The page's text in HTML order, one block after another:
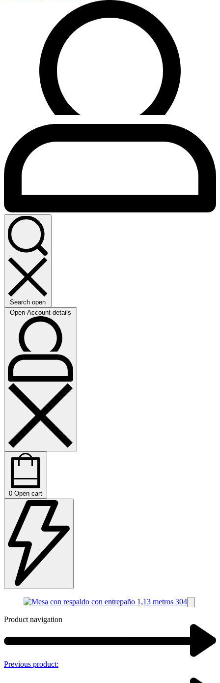
Search open
Open Account details
0 Open cart
Product navigation
Previous product: